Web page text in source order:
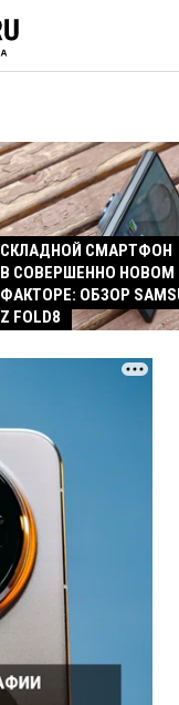
СКЛАДНОЙ СМАРТФОН
В СОВЕРШЕННО
ФАКТОРЕ: ОБЗОР
Z FOLD8